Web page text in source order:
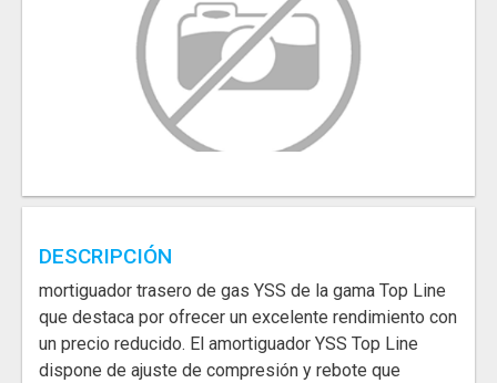
DESCRIPCIÓN
mortiguador trasero de gas YSS de la gama Top Line
que destaca por ofrecer un excelente rendimiento con
un precio reducido. El amortiguador YSS Top Line
dispone de ajuste de compresión y rebote que